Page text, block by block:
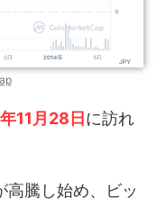
11月28日 に訪れ
騰し始め、ビッ